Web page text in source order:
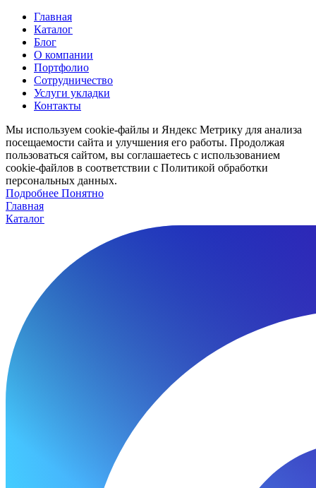
Главная
Каталог
Блог
О компании
Портфолио
Сотрудничество
Услуги укладки
Контакты
Мы используем cookie-файлы и Яндекс Метрику для анализа
посещаемости сайта и улучшения его работы. Продолжая
пользоваться сайтом, вы соглашаетесь с использованием
cookie-файлов в соответствии с Политикой обработки
персональных данных.
Подробнее Подробнее
Понятно
Главная
Каталог